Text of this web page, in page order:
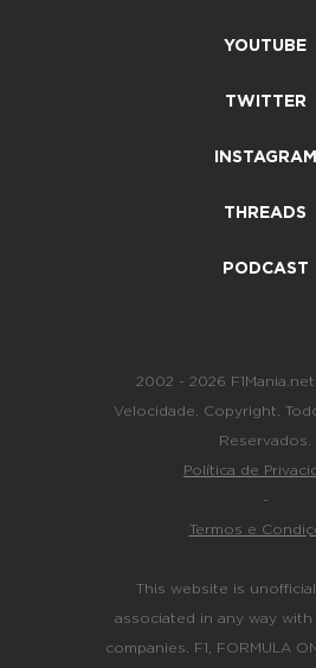
YOUTUBE
TWITTER
INSTAGRAM
THREADS
PODCAST
2002 - 2026
Velocidade. Copyright.
Reservados.
Política de
-
Termos e
This website is
associated in any way with
companies. F1, FORMULA